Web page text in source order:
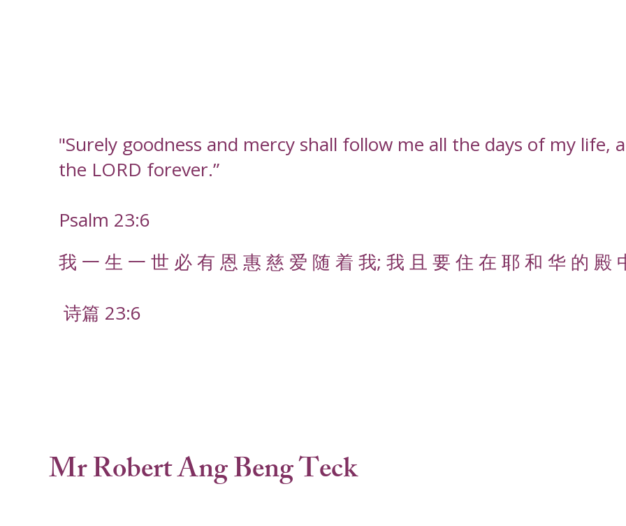
"Surely goodness and mercy shall follow me all the days of my life,
the LORD forever.”
Psalm 23:6
我 一 生 一 世 必 有 恩 惠 慈 爱 随 着 我; 我 且 要 住 在 耶 和 华 的 殿
诗篇 23:6
Mr Robert Ang Beng Teck